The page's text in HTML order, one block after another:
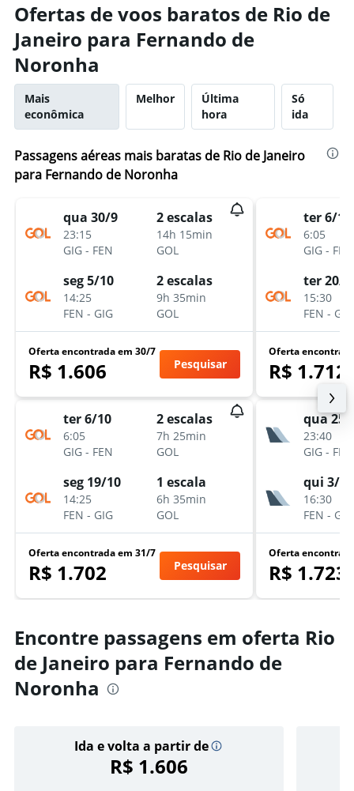
Ofertas de voos baratos de Rio de
Janeiro para Fernando de
Noronha
Mais
econômica
Melhor
Última
hora
Só
ida
Passagens aéreas mais baratas de Rio de Janeiro
para Fernando de Noronha
qua 30/9
23:15
GIG - FEN
2 escalas
14h 15min
GOL
seg 5/10
14:25
FEN - GIG
2 escalas
9h 35min
GOL
Oferta encontrada em 30/7
R$ 1.606 Pesquisar
ter 6/10
6:05
GIG - FEN
2 escalas
7h 25min
GOL
seg 19/10
14:25
FEN - GIG
1 escala
6h 35min
GOL
Oferta encontrada em 31/7
R$ 1.702 Pesquisar
ter 6/10
6:05
GIG - FEN
ter 20/
15:30
FEN - GIG
Oferta
R$ 1.712
qua 25/
23:40
GIG - FEN
qui 3/12
16:30
FEN - GIG
Oferta
R$ 1.723
Encontre passagens em oferta Rio
de Janeiro para Fernando de
Noronha
Ida e volta a partir de
R$ 1.606